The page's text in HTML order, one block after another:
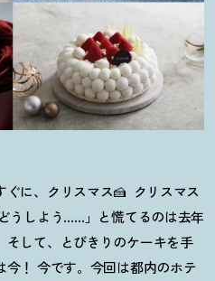
ぐに、クリスマス🍰 クリスマス
うしよう……」 と慌てるのは去年
そして、とびきりのケーキを手
今！ 今です。今回は都内のホテ